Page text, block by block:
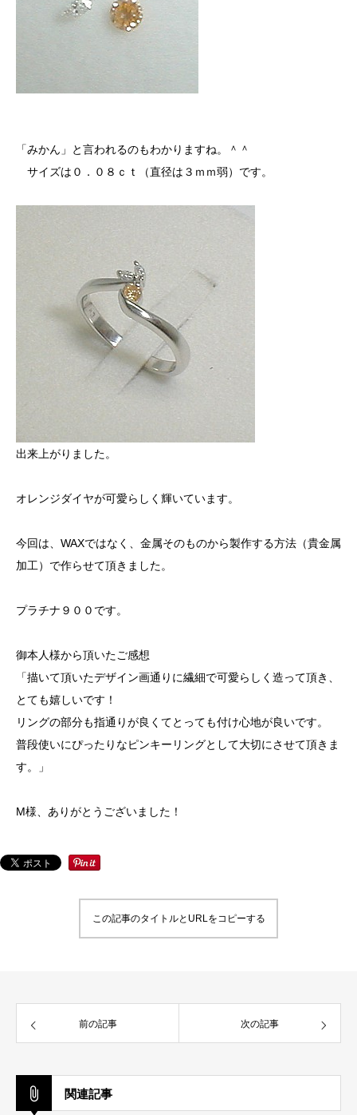
「みかん」と言われるのもわかりますね。＾＾
サイズは０．０８ｃｔ（直径は３ｍｍ弱）です。
出来上がりました。
オレンジダイヤが可愛らしく輝いています。
今回は、WAXではなく、金属そのものから製作する方法（貴金属
加工）で作らせて頂きました。
プラチナ９００です。
御本人様から頂いたご感想
「描いて頂いたデザイン画通りに繊細で可愛らしく造って頂き、
とても嬉しいです！
リングの部分も指通りが良くてとっても付け心地が良いです。
普段使いにぴったりなピンキーリングとして大切にさせて頂きま
す。」
M様、ありがとうございました！
この記事のタイトルとURLをコピーする
前の記事 次の記事
関連記事